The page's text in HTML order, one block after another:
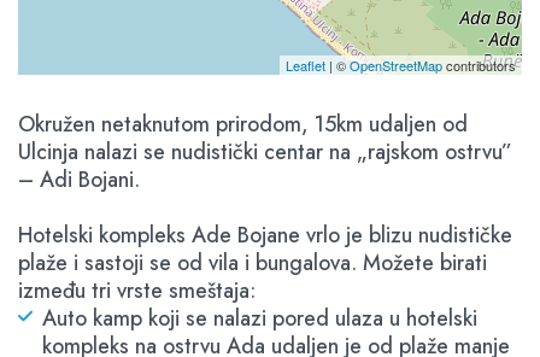
Leaflet | ©OpenStreetMapcontributors
Okružen netaknutom prirodom, 15km udaljen od
Ulcinja nalazi se nudistički centar na „rajskom ostrvu”
– Adi Bojani.
Hotelski kompleks Ade Bojane vrlo je blizu nudističke
plaže i sastoji se od vila i bungalova. Možete birati
između tri vrste smeštaja:
Auto kamp koji se nalazi pored ulaza u hotelski
kompleks na ostrvu Ada udaljen je od plaže manje